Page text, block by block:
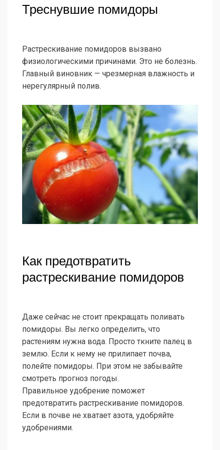
Треснувшие помидоры
Растрескивание помидоров вызвано
физиологическими причинами. Это не болезнь.
Главный виновник — чрезмерная влажность и
нерегулярный полив.
Как предотвратить
растрескивание помидоров
Даже сейчас не стоит прекращать поливать
помидоры. Вы легко определить, что
растениям нужна вода. Просто ткните палец в
землю. Если к нему не прилипает почва,
полейте помидоры. При этом не забывайте
смотреть прогноз погоды.
Правильное удобрение поможет
предотвратить растрескивание помидоров.
Если в почве не хватает азота, удобряйте
удобрениями.